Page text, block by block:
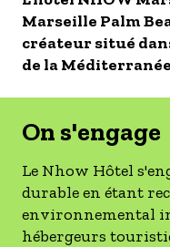
- Les
LES OFFRES
Marseille Palm
créateur situé
de la
On s'engage
Le Nhow Hôtel
durable en étant
environnemental
hébergeurs